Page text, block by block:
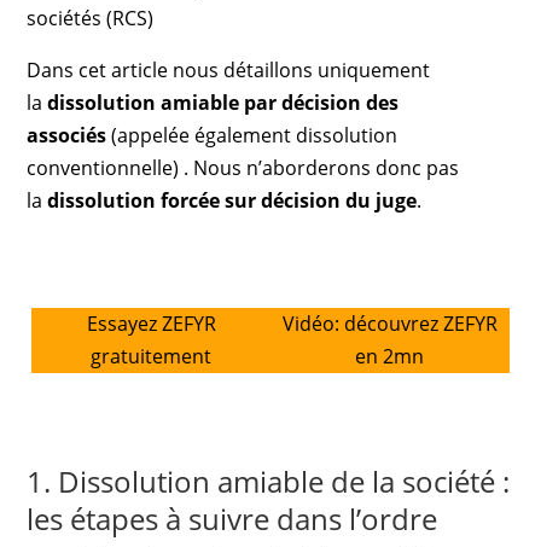
sociétés (RCS)
Dans cet article nous détaillons uniquement
ladissolution amiable par décision des
associés(appelée également dissolution
conventionnelle) . Nous n’aborderons donc pas
ladissolution forcée sur décision du juge.
Essayez ZEFYR
gratuitement
Vidéo: découvrez ZEFYR
en 2mn
1. Dissolution amiable de la société :
les étapes à suivre dans l’ordre